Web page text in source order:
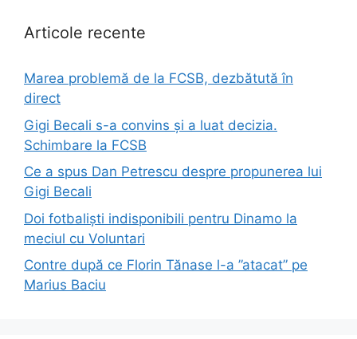
Articole recente
Marea problemă de la FCSB, dezbătută în
direct
Gigi Becali s-a convins și a luat decizia.
Schimbare la FCSB
Ce a spus Dan Petrescu despre propunerea lui
Gigi Becali
Doi fotbaliști indisponibili pentru Dinamo la
meciul cu Voluntari
Contre după ce Florin Tănase l-a ”atacat” pe
Marius Baciu